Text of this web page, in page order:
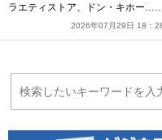
ラエティストア、ドン・キホー……
2026年07月29日 18：